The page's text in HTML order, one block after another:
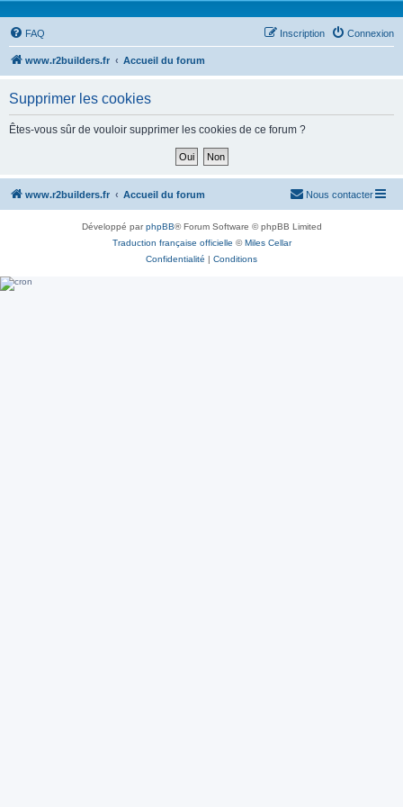
FAQ Connexion
Inscription
www.r2builders.fr Accueil du forum
Supprimer les cookies
Êtes-vous sûr de vouloir supprimer les cookies de ce forum ?
www.r2builders.fr Accueil du forum Nous contacter
Développé parphpBB® Forum Software © phpBB Limited
Traduction française officielle ©Miles Cellar
Confidentialité | Conditions